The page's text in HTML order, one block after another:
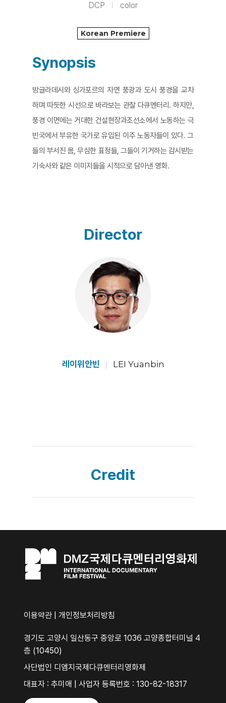
DCP color
Korean Premiere
Synopsis
방글라데시와 싱가포르의 자연 풍광과 도시 풍경을 교차
하며 따듯한 시선으로 바라보는 관찰 다큐멘터리. 하지만,
풍경 이면에는 거대한 건설현장과조선소에서 노동하는 극
빈국에서 부유한 국가로 유입된 이주 노동자들이 있다. 그
들의 부서진 몸, 무심한 표정들, 그들이 기거하는 감시받는
기숙사와 같은 이미지들을 시적으로 담아낸 영화.
Director
레이위안빈 LEI Yuanbin
Credit
이용약관 개인정보처리방침
경기도 고양시 일산동구 중앙로 1036 고양종합터미널 4
층 (10450)
사단법인 디엠지국제다큐멘터리영화제
대표자 : 추미애 | 사업자 등록번호 : 130-82-18317